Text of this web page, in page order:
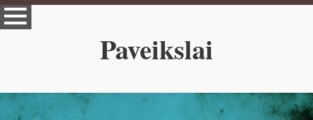
Paveikslai